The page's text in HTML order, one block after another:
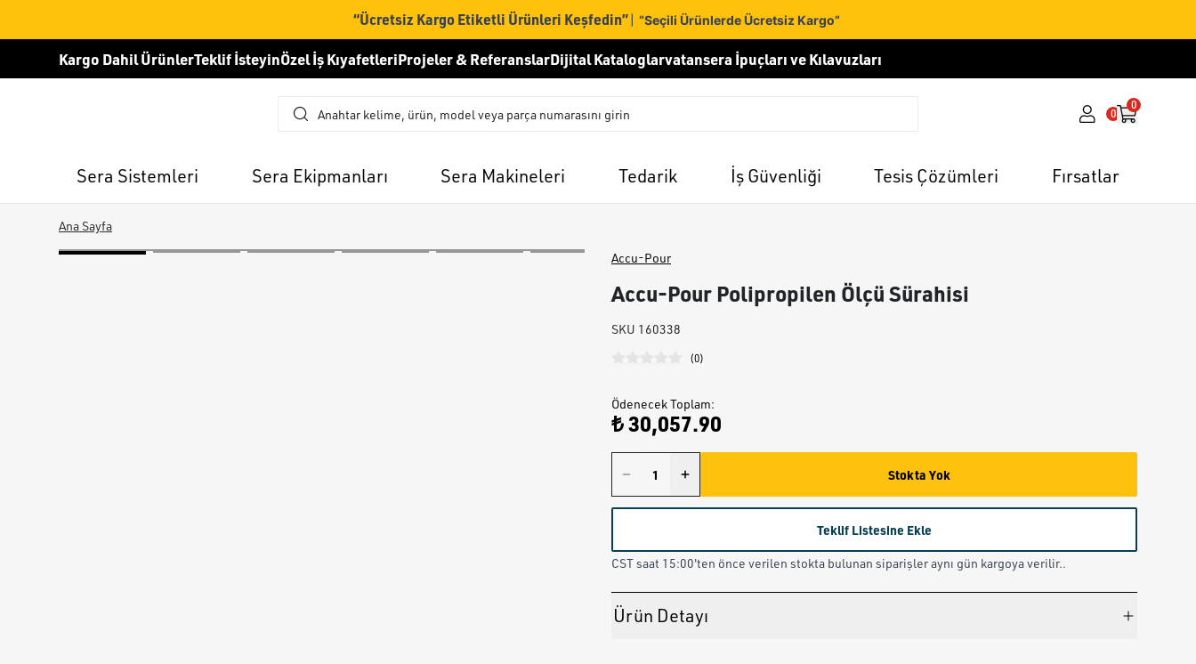
“Ücretsiz Kargo Etiketli Ürünleri Keşfedin”| “Seçili Ürünlerde Ücretsiz Kargo”
Kargo Dahil ÜrünlerTeklif İsteyinÖzel İş KıyafetleriProjeler & ReferanslarDijital Kataloglarvatansera İpuçları ve Kılavuzları
0
0
Sera Sistemleri Sera Ekipmanları Sera Makineleri Tedarik İş Güvenliği Tesis Çözümleri Fırsatlar
Ana Sayfa
Accu-Pour
Accu-Pour Polipropilen Ölçü Sürahisi
SKU 160338
(0)
Ödenecek Toplam:
₺ 30,057.90
Stokta Yok
Teklif Listesine Ekle
CST saat 15:00'ten önce verilen stokta bulunan siparişler aynı gün kargoya verilir..
Ürün Detayı